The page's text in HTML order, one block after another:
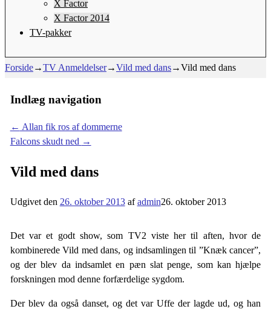
X Factor
X Factor 2014
TV-pakker
Forside→TV Anmeldelser→Vild med dans→Vild med dans
Indlæg navigation
← Allan fik ros af dommerne
Falcons skudt ned →
Vild med dans
Udgivet den 26. oktober 2013 afadmin26. oktober 2013
Det var et godt show, som TV2 viste her til aften, hvor de
kombinerede Vild med dans, og indsamlingen til ”Knæk cancer”,
og der blev da indsamlet en pæn slat penge, som kan hjælpe
forskningen mod denne forfærdelige sygdom.
Der blev da også danset, og det var Uffe der lagde ud, og han